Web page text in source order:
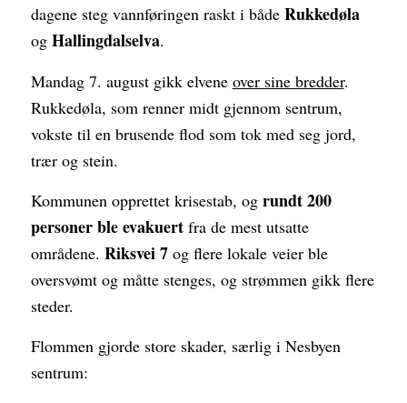
dagene steg vannføringen raskt i både Rukkedøla
og Hallingdalselva.
Mandag 7. august gikk elvene over sine bredder.
Rukkedøla, som renner midt gjennom sentrum,
vokste til en brusende flod som tok med seg jord,
trær og stein.
Kommunen opprettet krisestab, og rundt 200
personer ble evakuertfra de mest utsatte
områdene. Riksvei 7og flere lokale veier ble
oversvømt og måtte stenges, og strømmen gikk flere
steder.
Flommen gjorde store skader, særlig i Nesbyen
sentrum: